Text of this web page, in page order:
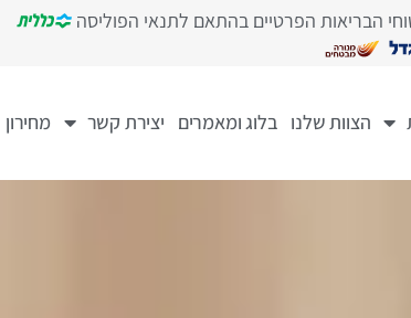
הצוות שלנו בלוג ומאמרים יצירת קשר מחירון